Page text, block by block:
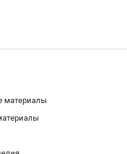
материалы